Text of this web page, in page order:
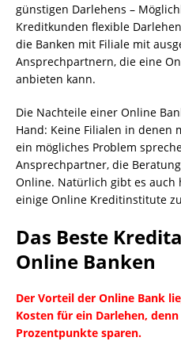
günstigen Darlehens –
Kreditkunden flexible
die Banken mit Filiale mit
Ansprechpartnern, die eine
anbieten kann.
Die Nachteile einer Online
Hand: Keine Filialen in denen
ein mögliches Problem
Ansprechpartner, die
Online. Natürlich gibt es auch
einige Online Kreditinstitute
Das Beste
Online Banken
Der Vorteil der Online Bank
Kosten für ein Darlehen,
Prozentpunkte sparen.